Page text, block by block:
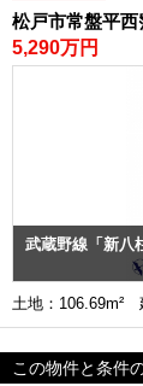
松戸市常盤平
5,290万円
武蔵野線「新八
土地：106.69m²
この物件と条件